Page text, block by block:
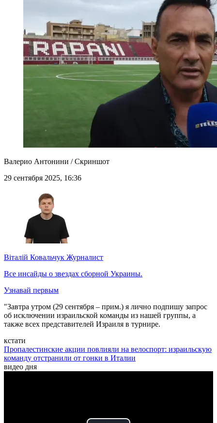
Валерио Антонини / Скриншот
29 сентября 2025, 16:36
Віталій Ковальчук Журналист
Все инсайды о звездах сборной Украины.
Узнавай первым
"Завтра утром (29 сентября – прим.) я лично подпишу запрос
об исключении израильской команды из нашей группы, а
также всех представителей Израиля в турнире.
кстати
Пропалестинские акции повлияли на велоспорт: израильскую
команду отстранили от гонки в Италии
видео дня